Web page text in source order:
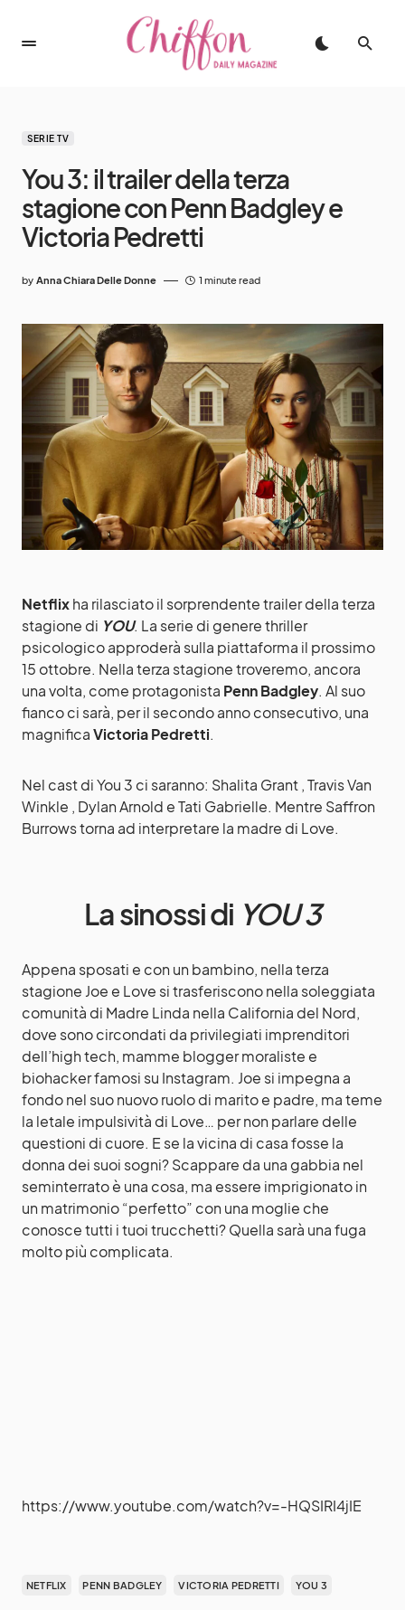
SERIE TV
You 3: il trailer della terza
stagione con Penn Badgley e
Victoria Pedretti
by Anna Chiara Delle Donne 1 minute read
Netflixha rilasciato il sorprendente trailer della terza
stagione di YOU. La serie di genere thriller
psicologico approderà sulla piattaforma il prossimo
15 ottobre. Nella terza stagione troveremo, ancora
una volta, come protagonista Penn Badgley. Al suo
fianco ci sarà, per il secondo anno consecutivo, una
magnificaVictoria Pedretti.
Nel cast di You 3 ci saranno: Shalita Grant , Travis Van
Winkle , Dylan Arnold e Tati Gabrielle. Mentre Saffron
Burrows torna ad interpretare la madre di Love.
La sinossi di YOU 3
Appena sposati e con un bambino, nella terza
stagione Joe e Love si trasferiscono nella soleggiata
comunità di Madre Linda nella California del Nord,
dove sono circondati da privilegiati imprenditori
dell’high tech, mamme blogger moraliste e
biohacker famosi su Instagram. Joe si impegna a
fondo nel suo nuovo ruolo di marito e padre, ma teme
la letale impulsività di Love… per non parlare delle
questioni di cuore. E se la vicina di casa fosse la
donna dei suoi sogni? Scappare da una gabbia nel
seminterrato è una cosa, ma essere imprigionato in
un matrimonio “perfetto” con una moglie che
conosce tutti i tuoi trucchetti? Quella sarà una fuga
molto più complicata.
https://www.youtube.com/watch?v=-HQSIRI4jIE
NETFLIX PENN BADGLEY VICTORIA PEDRETTI YOU 3